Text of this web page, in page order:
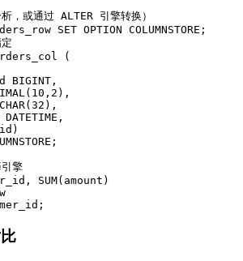
，或通过 ALTER 引擎转换）
SET OPTION COLUMNSTORE;
orders_col (
BIGINT,
DATETIME,
擎
SUM(amount)